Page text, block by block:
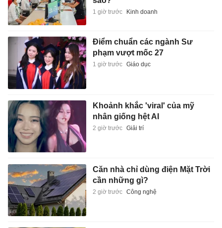
1 giờ trước Kinh doanh
Điểm chuẩn các ngành Sư
phạm vượt mốc 27
1 giờ trước Giáo dục
Khoảnh khắc 'viral' của mỹ
nhân giống hệt AI
2 giờ trước Giải trí
Căn nhà chỉ dùng điện Mặt Trời
cần những gì?
2 giờ trước Công nghệ